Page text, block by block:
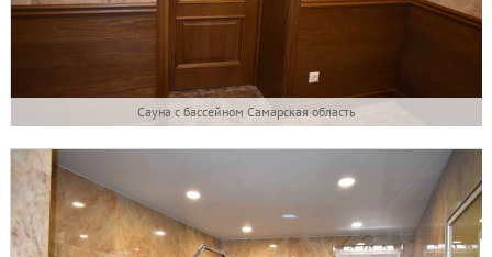
Сауна с бассейном Самарская область